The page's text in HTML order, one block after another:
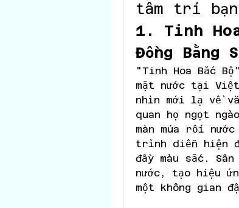
tâm trí
1. Tinh
Đồng Bằng
"Tinh Hoa Bắc
mặt nước tại Việt
nhìn mới lạ về
quan họ ngọt
màn múa rối
trình diễn hiện
đầy màu sắc.
nước, tạo hiệu
một không gian